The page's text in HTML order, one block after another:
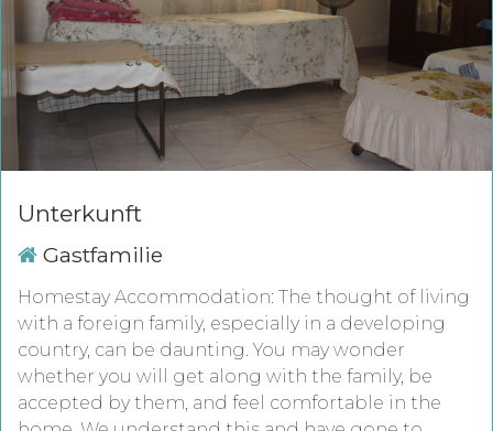
Unterkunft
Gastfamilie
Homestay Accommodation: The thought of living
with a foreign family, especially in a developing
country, can be daunting. You may wonder
whether you will get along with the family, be
accepted by them, and feel comfortable in the